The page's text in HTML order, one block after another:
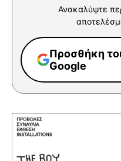
Ανακαλύψτε
Προσθήκη
Google